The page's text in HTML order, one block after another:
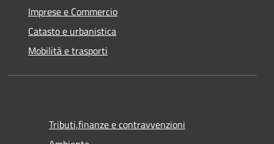
Imprese e Commercio
Catasto e urbanistica
Mobilità e trasporti
Tributi,finanze e contravvenzioni